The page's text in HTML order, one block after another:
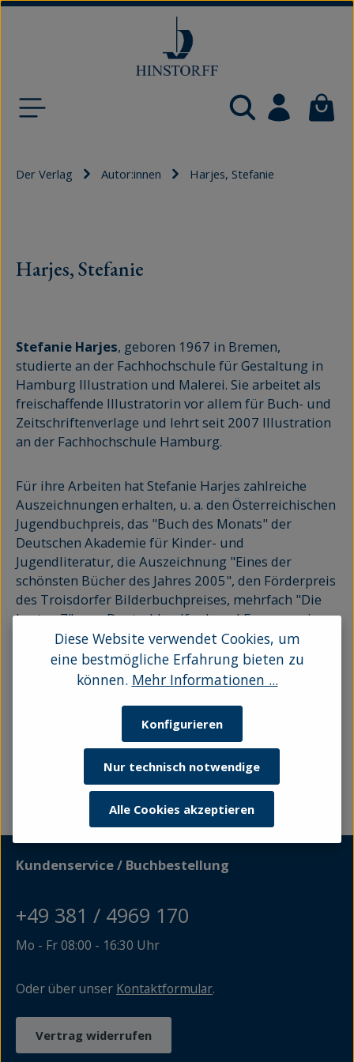
Der Verlag Autor:innen Harjes, Stefanie
Harjes, Stefanie
Stefanie Harjes, geboren 1967 in Bremen,
studierte an der Fachhochschule für Gestaltung in
Hamburg Illustration und Malerei. Sie arbeitet als
freischaffende Illustratorin vor allem für Buch- und
Zeitschriftenverlage und lehrt seit 2007 Illustration
an der Fachhochschule Hamburg.
Für ihre Arbeiten hat Stefanie Harjes zahlreiche
Auszeichnungen erhalten, u. a. den Österreichischen
Jugendbuchpreis, das "Buch des Monats" der
Deutschen Akademie für Kinder- und
Jugendliteratur, die Auszeichnung "Eines der
schönsten Bücher des Jahres 2005", den Förderpreis
des Troisdorfer Bilderbuchpreises, mehrfach "Die
besten 7" vom Deutschlandfunk und Focus sowie
den "Luchs" von der ZEIT und Radio Bremen.
Keine Produkte gefunden.
Kundenservice / Buchbestellung
+49 381 / 4969 170
Mo - Fr 08:00 - 16:30 Uhr
Oder über unser Kontaktformular.
Vertrag widerrufen
Diese Website verwendet Cookies, um
eine bestmögliche Erfahrung bieten zu
können. Mehr Informationen ...
Nur technisch notwendige
Konfigurieren
Alle Cookies akzeptieren